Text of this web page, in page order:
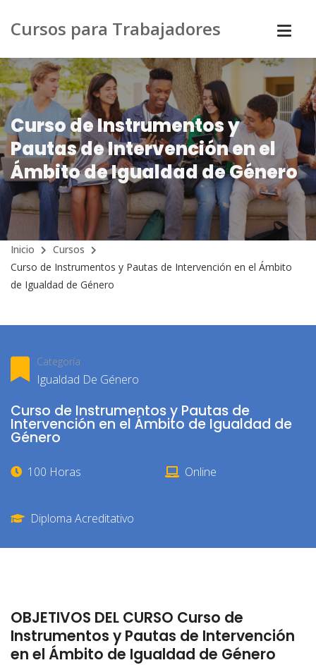
Cursos para Trabajadores
Curso de Instrumentos y
Pautas de Intervención en el
Ámbito de Igualdad de Género
Inicio
Cursos
Curso de Instrumentos y Pautas de Intervención en el Ámbito
de Igualdad de Género
Categoría
Igualdad De Género
Curso de Instrumentos y Pautas de
Intervención en el Ámbito de Igualdad de
Género
100 Horas Online
Diploma Acreditativo
OBJETIVOS DEL CURSO Curso de
Instrumentos y Pautas de Intervención
en el Ámbito de Igualdad de Género